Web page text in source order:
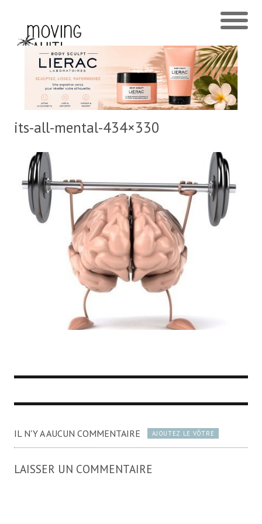
its-all-mental-434×330
IL N'Y A AUCUN COMMENTAIRE AJOUTEZ LE VÔTRE
LAISSER UN COMMENTAIRE